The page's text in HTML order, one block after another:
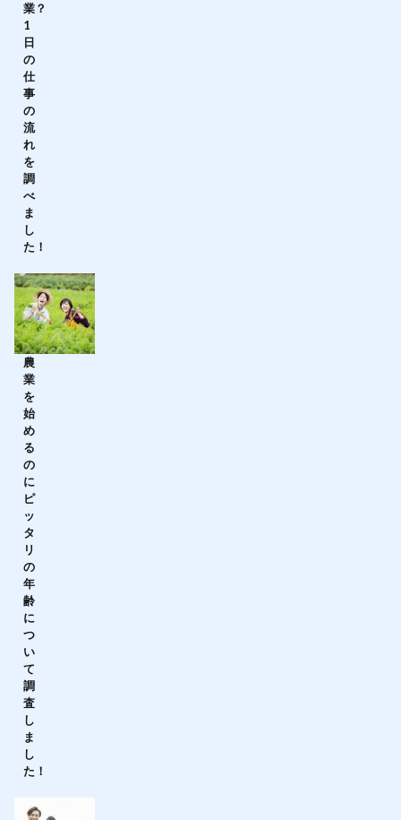
業？
1
日
の
仕
事
の
流
れ
を
調
べ
ま
し
た！
農
業
を
始
め
る
の
に
ピ
ッ
タ
リ
の
年
齢
に
つ
い
て
調
査
し
ま
し
た！